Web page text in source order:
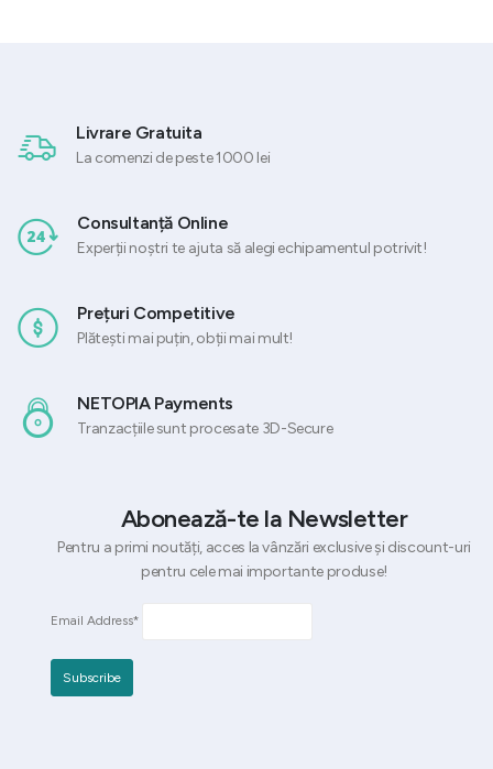
Livrare Gratuita
La comenzi de peste 1000 lei
Consultanță Online
Experții noștri te ajuta să alegi echipamentul potrivit!
Prețuri Competitive
Plătești mai puțin, obții mai mult!
NETOPIA Payments
Tranzacțiile sunt procesate 3D-Secure
Abonează-te la Newsletter
Pentru a primi noutăți, acces la vânzări exclusive și discount-uri
pentru cele mai importante produse!
Email Address*